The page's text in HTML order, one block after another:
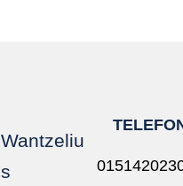
Wantzeliu
s